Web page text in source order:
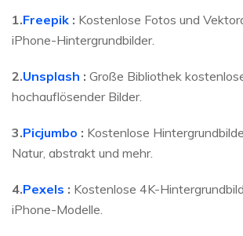
1.Freepik : Kostenlose Fotos und
iPhone-Hintergrundbilder.
2.Unsplash : Große Bibliothek
hochauflösender Bilder.
3.Picjumbo : Kostenlose
Natur, abstrakt und mehr.
4.Pexels : Kostenlose 4K-
iPhone-Modelle.